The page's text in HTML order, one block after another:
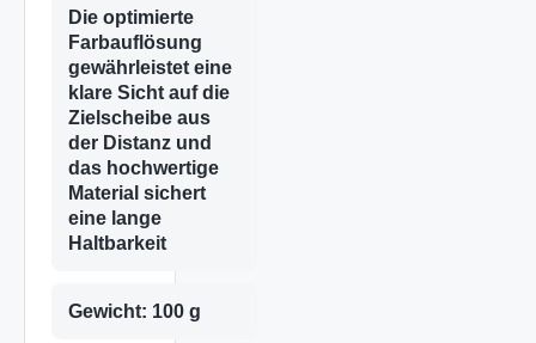
Die optimierte
Farbauflösung
gewährleistet eine
klare Sicht auf die
Zielscheibe aus
der Distanz und
das hochwertige
Material sichert
eine lange
Haltbarkeit
Gewicht: 100 g